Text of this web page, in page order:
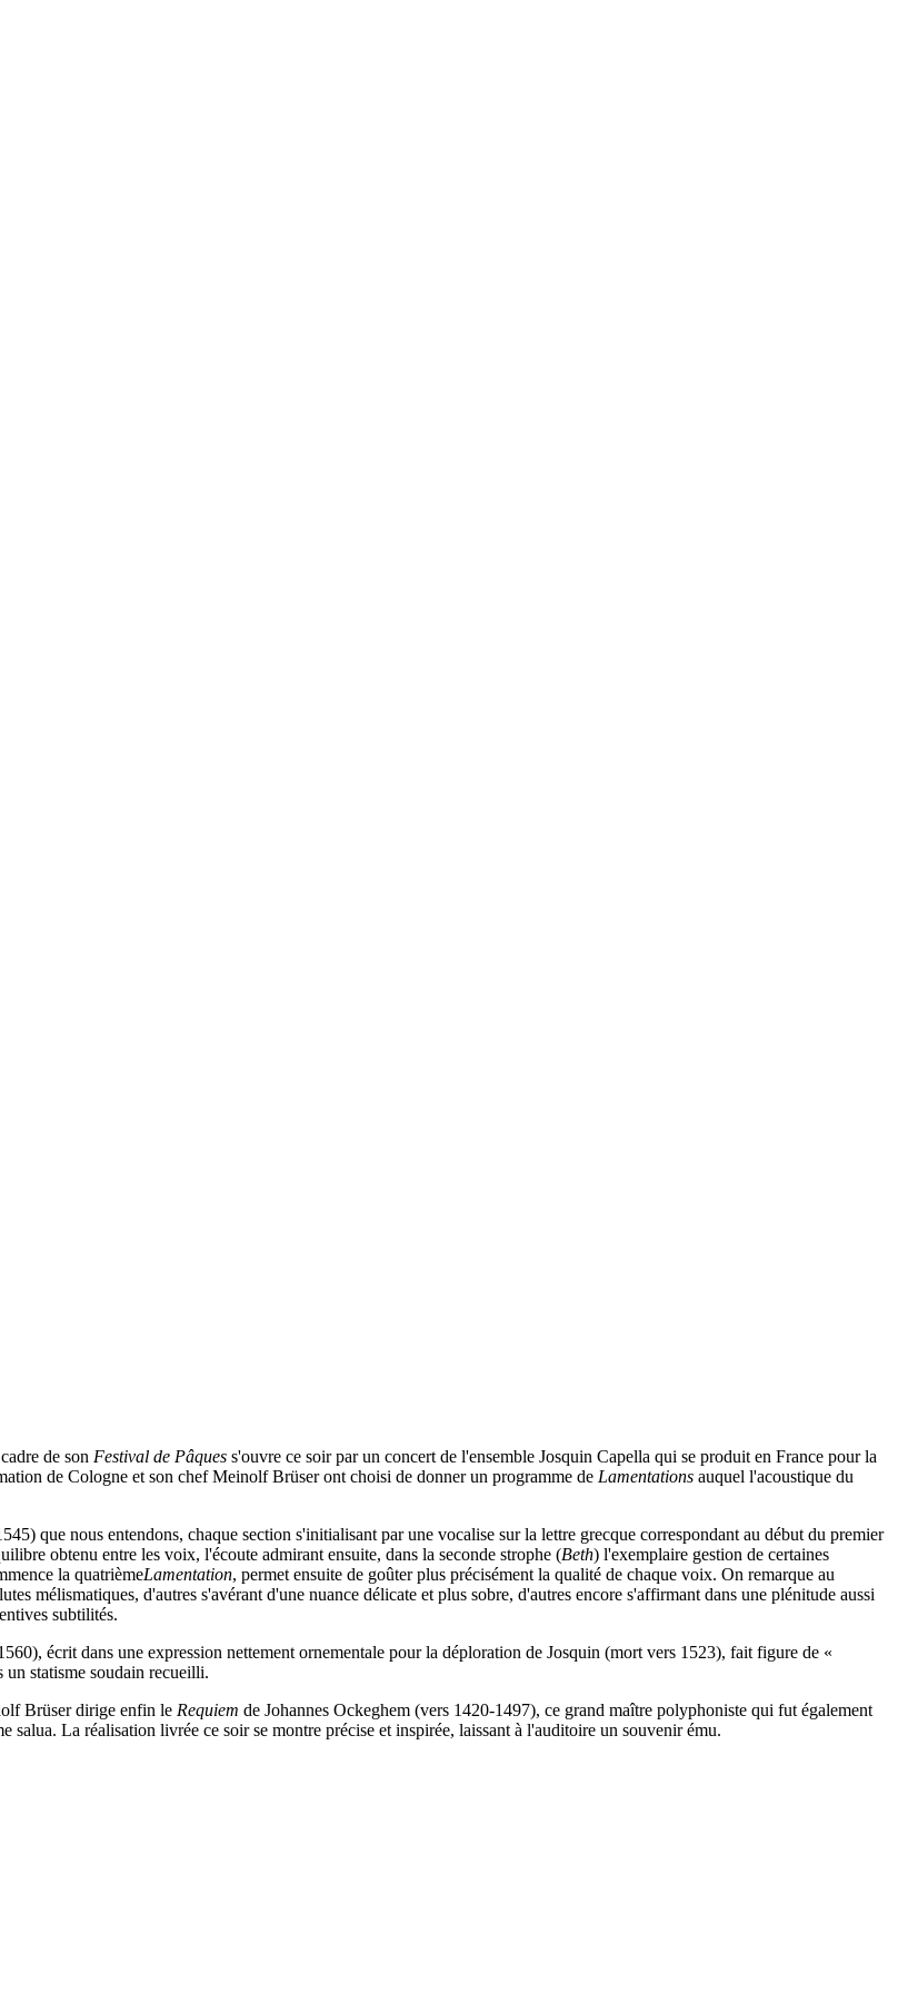
de son Festival de Pâques s'ouvre ce soir par un concert de l'ensemble Josquin Capella qui se produit en France pour la
de Cologne et son chef Meinolf Brüser ont choisi de donner un programme de Lamentations auquel l'acoustique du
que nous entendons, chaque section s'initialisant par une vocalise sur la lettre grecque correspondant au début du premier
obtenu entre les voix, l'écoute admirant ensuite, dans la seconde strophe (Beth) l'exemplaire gestion de certaines
la quatrièmeLamentation, permet ensuite de goûter plus précisément la qualité de chaque voix. On remarque au
mélismatiques, d'autres s'avérant d'une nuance délicate et plus sobre, d'autres encore s'affirmant dans une plénitude aussi
subtilités.
écrit dans une expression nettement ornementale pour la déploration de Josquin (mort vers 1523), fait figure de «
statisme soudain recueilli.
Brüser dirige enfin le Requiem de Johannes Ockeghem (vers 1420-1497), ce grand maître polyphoniste qui fut également
salua. La réalisation livrée ce soir se montre précise et inspirée, laissant à l'auditoire un souvenir ému.